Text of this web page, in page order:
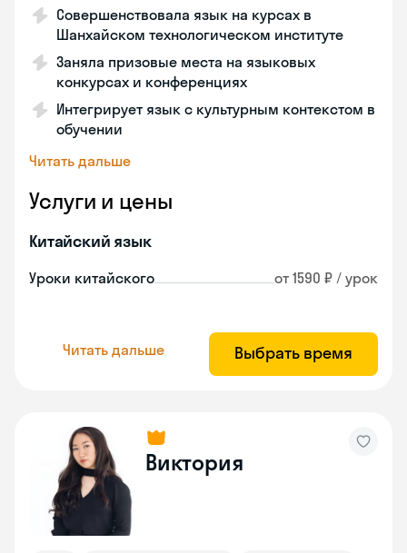
Совершенствовала язык на курсах в
Шанхайском технологическом институте
Заняла призовые места на языковых
конкурсах и конференциях
Интегрирует язык с культурным контекстом в
обучении
Читать дальше
Услуги и цены
Китайский язык
Уроки китайского от 1590 ₽ / урок
Читать дальше Выбрать время
Виктория